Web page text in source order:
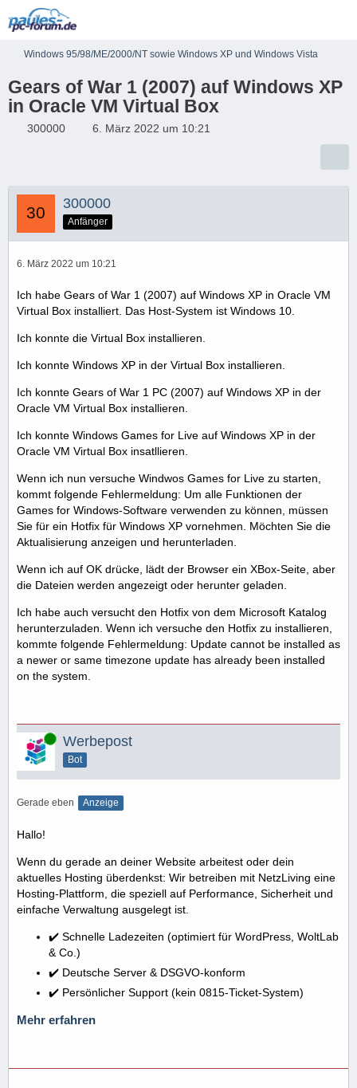
Windows 95/98/ME/2000/NT sowie Windows XP und Windows Vista
Gears of War 1 (2007) auf Windows XP
in Oracle VM Virtual Box
300000 6. März 2022 um 10:21
300000
Anfänger
6. März 2022 um 10:21
Ich habe Gears of War 1 (2007) auf Windows XP in Oracle VM
Virtual Box installiert. Das Host-System ist Windows 10.
Ich konnte die Virtual Box installieren.
Ich konnte Windows XP in der Virtual Box installieren.
Ich konnte Gears of War 1 PC (2007) auf Windows XP in der
Oracle VM Virtual Box installieren.
Ich konnte Windows Games for Live auf Windows XP in der
Oracle VM Virtual Box insatllieren.
Wenn ich nun versuche Windwos Games for Live zu starten,
kommt folgende Fehlermeldung: Um alle Funktionen der
Games for Windows-Software verwenden zu können, müssen
Sie für ein Hotfix für Windows XP vornehmen. Möchten Sie die
Aktualisierung anzeigen und herunterladen.
Wenn ich auf OK drücke, lädt der Browser ein XBox-Seite, aber
die Dateien werden angezeigt oder herunter geladen.
Ich habe auch versucht den Hotfix von dem Microsoft Katalog
herunterzuladen. Wenn ich versuche den Hotfix zu installieren,
kommte folgende Fehlermeldung: Update cannot be installed as
a newer or same timezone update has already been installed
on the system.
Online Werbepost
Bot
Gerade eben Anzeige
Hallo!
Wenn du gerade an deiner Website arbeitest oder dein
aktuelles Hosting überdenkst: Wir betreiben mit NetzLiving eine
Hosting-Plattform, die speziell auf Performance, Sicherheit und
einfache Verwaltung ausgelegt ist.
✔️ Schnelle Ladezeiten (optimiert für WordPress, WoltLab
& Co.)
✔️ Deutsche Server & DSGVO-konform
✔️ Persönlicher Support (kein 0815-Ticket-System)
Mehr erfahren